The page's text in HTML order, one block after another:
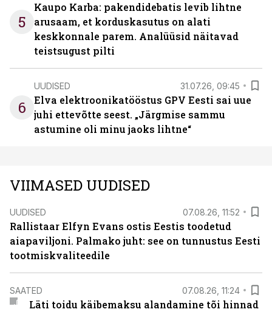
5
Kaupo Karba: pakendidebatis levib lihtne
arusaam, et korduskasutus on alati
keskkonnale parem. Analüüsid näitavad
teistsugust pilti
6
UUDISED 31.07.26, 09:45
Elva elektroonikatööstus GPV Eesti sai uue
juhi ettevõtte seest. „Järgmise sammu
astumine oli minu jaoks lihtne“
VIIMASED UUDISED
UUDISED 07.08.26, 11:52
Rallistaar Elfyn Evans ostis Eestis toodetud
aiapaviljoni. Palmako juht: see on tunnustus Eesti
tootmiskvaliteedile
SAATED 07.08.26, 11:24
Läti toidu käibemaksu alandamine tõi hinnad